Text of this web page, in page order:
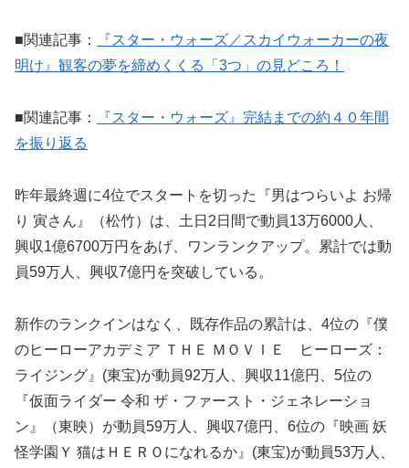
■関連記事：
『スター・ウォーズ／スカイウォーカーの夜
明け』観客の夢を締めくくる「3つ」の見どころ！
■関連記事：
『スター・ウォーズ』完結までの約４０年間
を振り返る
昨年最終週に4位でスタートを切った『男はつらいよ お帰
り 寅さん』（松竹）は、土日2日間で動員13万6000人、
興収1億6700万円をあげ、ワンランクアップ。累計では動
員59万人、興収7億円を突破している。
新作のランクインはなく、既存作品の累計は、4位の『僕
のヒーローアカデミア ＴＨＥ ＭＯＶＩＥ ヒーローズ：
ライジング』(東宝)が動員92万人、興収11億円、5位の
『仮面ライダー 令和 ザ・ファースト・ジェネレーショ
ン』（東映）が動員59万人、興収7億円、6位の『映画 妖
怪学園Ｙ 猫はＨＥＲＯになれるか』(東宝)が動員53万人、